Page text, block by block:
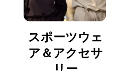
スポーツウェ
ア＆アクセサ